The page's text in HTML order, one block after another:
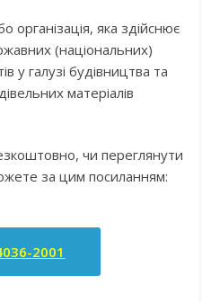
організація, яка здійснює
(національних)
у галузі будівництва та
матеріалів
чи переглянути
за цим посиланням:
2001